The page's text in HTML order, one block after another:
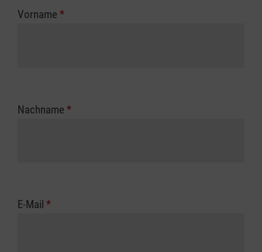
Vorname *
Nachname *
E-Mail *